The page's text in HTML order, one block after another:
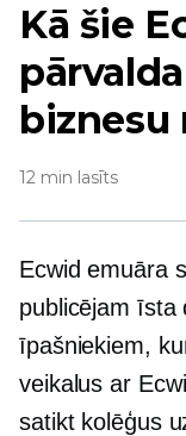
Kā šie
biznesu
12 min lasīts
Ecwid emuāra
publicējam īsta
īpašniekiem,
veikalus ar
satikt kolēģus